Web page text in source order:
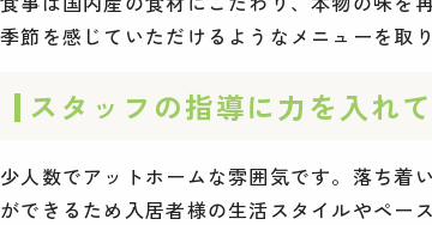
季節を感じていただけるようなメニューを取
スタッフの指導に力を入れて
少人数でアットホームな雰囲気です。落ち着
ができるため入居者様の生活スタイルやペー